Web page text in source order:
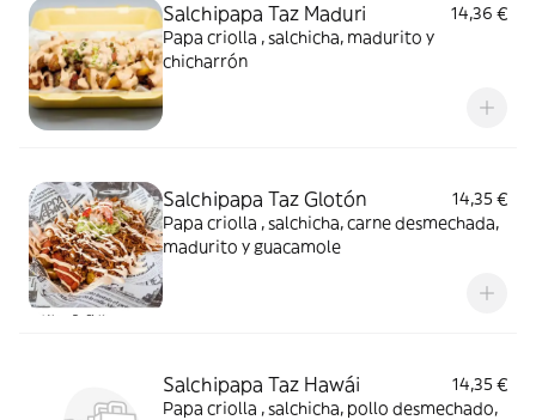
Salchipapa Taz Maduri
14,36 €
Papa criolla , salchicha, madurito y
chicharrón
Salchipapa Taz Glotón
14,35 €
Papa criolla , salchicha, carne desmechada,
madurito y guacamole
Salchipapa Taz Hawái
14,35 €
Papa criolla , salchicha, pollo desmechado,